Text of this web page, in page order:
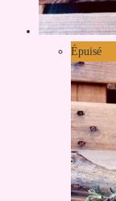
Épuisé